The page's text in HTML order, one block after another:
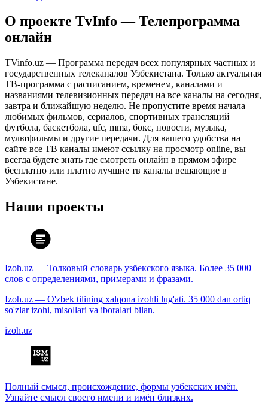
О проекте TvInfo — Телепрограмма
онлайн
TVinfo.uz — Программа передач всех популярных частных и
государственных телеканалов Узбекистана. Только актуальная
ТВ-программа с расписанием, временем, каналами и
названиями телевизионных передач на все каналы на сегодня,
завтра и ближайшую неделю. Не пропустите время начала
любимых фильмов, сериалов, спортивных трансляций
футбола, баскетбола, ufc, mma, бокс, новости, музыка,
мультфильмы и другие передачи. Для вашего удобства на
сайте все ТВ каналы имеют ссылку на просмотр online, вы
всегда будете знать где смотреть онлайн в прямом эфире
бесплатно или платно лучшие тв каналы вещающие в
Узбекистане.
Наши проекты
Izoh.uz — Толковый словарь узбекского языка. Более 35 000
слов с определениями, примерами и фразами.
Izoh.uz — O'zbek tilining xalqona izohli lug'ati. 35 000 dan ortiq
so'zlar izohi, misollari va iboralari bilan.
izoh.uz
Полный смысл, происхождение, формы узбекских имён.
Узнайте смысл своего имени и имён близких.